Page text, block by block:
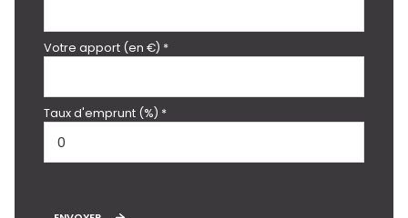
Votre apport (en €) *
Taux d'emprunt (%) *